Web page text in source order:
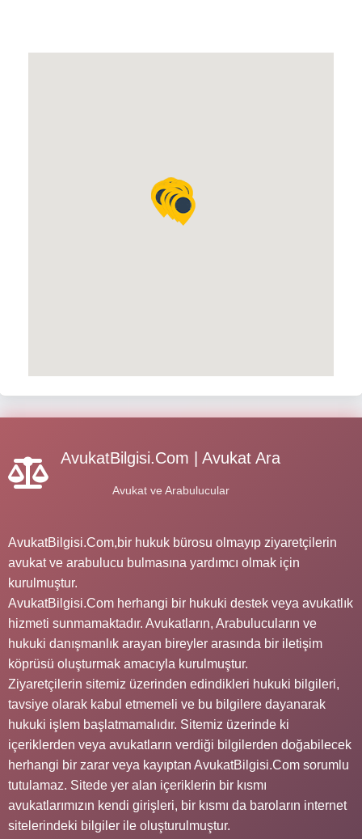
AvukatBilgisi.Com | Avukat Ara
Avukat ve Arabulucular
AvukatBilgisi.Com,bir hukuk bürosu olmayıp ziyaretçilerin
avukat ve arabulucu bulmasına yardımcı olmak için
kurulmuştur.
AvukatBilgisi.Com herhangi bir hukuki destek veya avukatlık
hizmeti sunmamaktadır. Avukatların, Arabulucuların ve
hukuki danışmanlık arayan bireyler arasında bir iletişim
köprüsü oluşturmak amacıyla kurulmuştur.
Ziyaretçilerin sitemiz üzerinden edindikleri hukuki bilgileri,
tavsiye olarak kabul etmemeli ve bu bilgilere dayanarak
hukuki işlem başlatmamalıdır. Sitemiz üzerinde ki
içeriklerden veya avukatların verdiği bilgilerden doğabilecek
herhangi bir zarar veya kayıptan AvukatBilgisi.Com sorumlu
tutulamaz. Sitede yer alan içeriklerin bir kısmı
avukatlarımızın kendi girişleri, bir kısmı da baroların internet
sitelerindeki bilgiler ile oluşturulmuştur.